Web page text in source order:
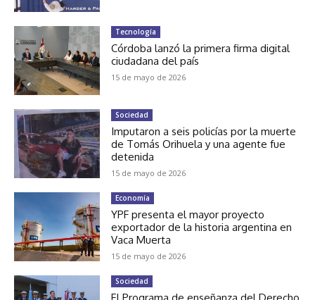
Tecnología
Córdoba lanzó la primera firma digital
ciudadana del país
15 de mayo de 2026
Sociedad
Imputaron a seis policías por la muerte
de Tomás Orihuela y una agente fue
detenida
15 de mayo de 2026
Economía
YPF presenta el mayor proyecto
exportador de la historia argentina en
Vaca Muerta
15 de mayo de 2026
Sociedad
El Programa de enseñanza del Derecho